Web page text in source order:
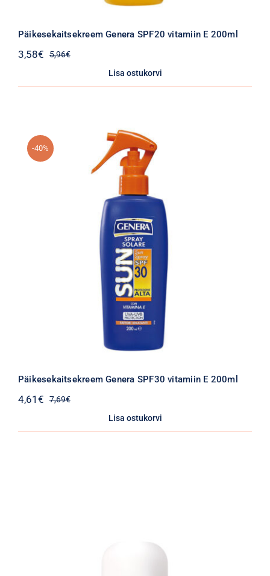
Päikesekaitsekreem Genera SPF20 vitamiin E 200ml
5,96€Algne
oli:
3,58€
Praegune
on:
Lisa ostukorvi
-40%
Päikesekaitsekreem Genera SPF30 vitamiin E 200ml
7,69€Algne
oli:
4,61 €
Praegune
on:
Lisa ostukorvi